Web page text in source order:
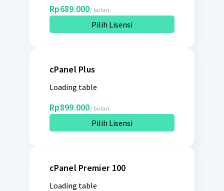
Rp689.000/ bulan
Pilih Lisensi
cPanel Plus
Loading table
Rp899.000/ bulan
Pilih Lisensi
cPanel Premier 100
Loading table